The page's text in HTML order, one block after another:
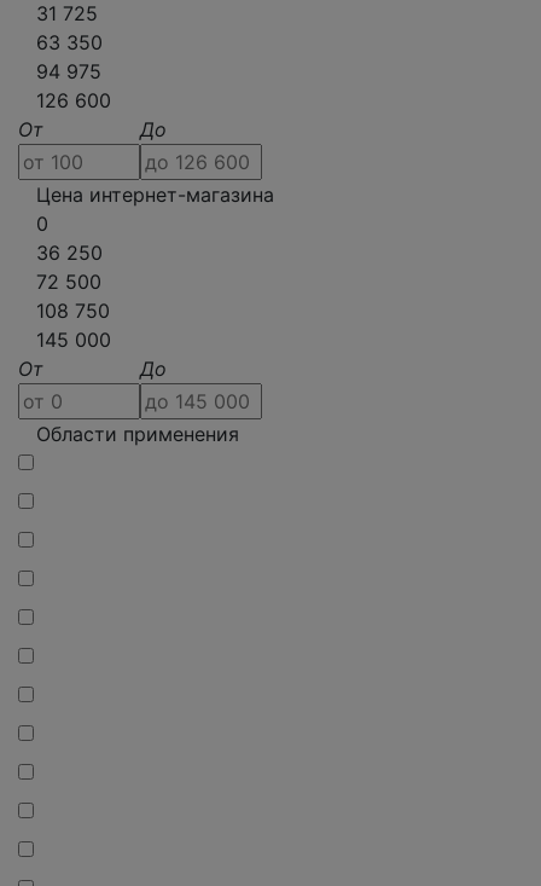
31 725
63 350
94 975
126 600
От
До
Цена интернет-магазина
0
36 250
72 500
108 750
145 000
От
До
Области применения